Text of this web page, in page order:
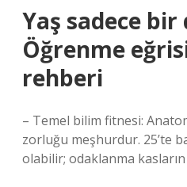
Yaş sadece bir
Öğrenme
rehberi
– Temel bilim fitnesi:
zorluğu meşhurdur. 25’te
olabilir; odaklanma